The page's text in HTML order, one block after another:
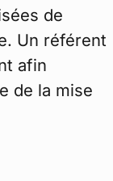
de
Un référent
afin
de la mise